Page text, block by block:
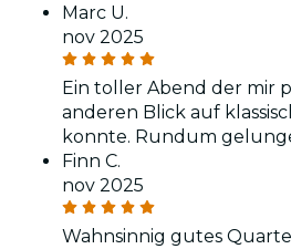
Marc U.
nov 2025
Ein toller Abend der mir
anderen Blick auf
konnte. Rundum
Finn C.
nov 2025
Wahnsinnig gutes